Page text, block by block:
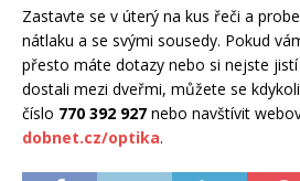
Zastavte se v úterý na kus řeči a
nátlaku a se svými sousedy. Pokud
přesto máte dotazy nebo si nejste
dostali mezi dveřmi, můžete se
číslo 770 392 927 nebo navštívit
dobnet.cz/optika.